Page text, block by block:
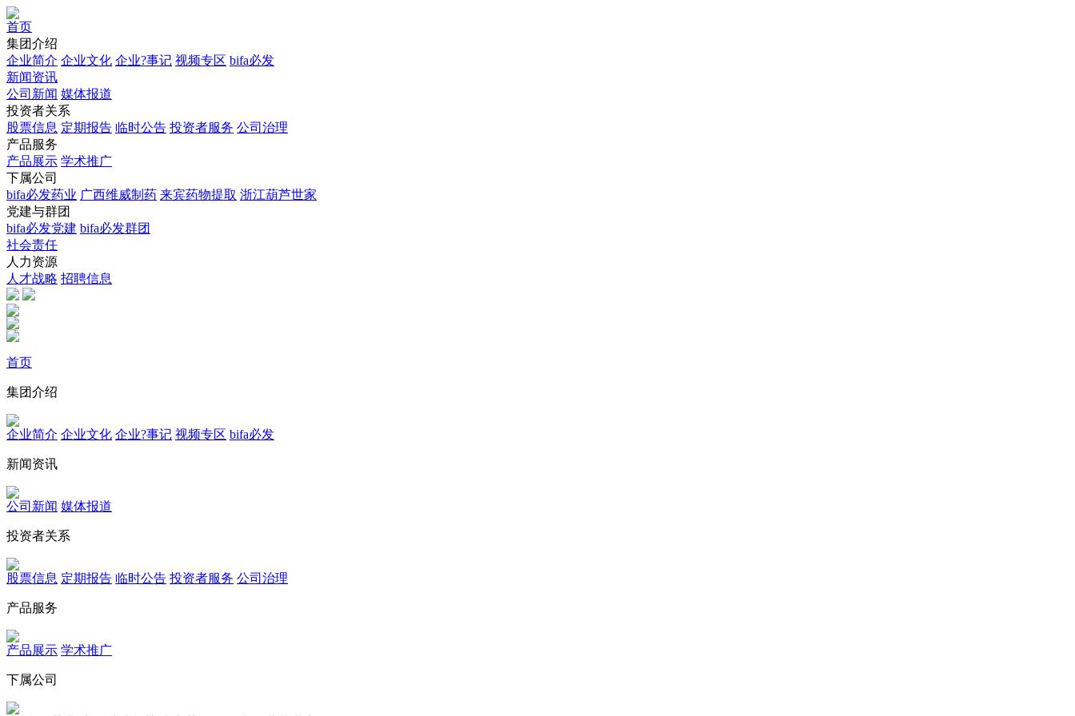
首页
集团介绍
企业简介 企业文化 企业?事记 视频专区 bifa必发
新闻资讯
公司新闻 媒体报道
投资者关系
股票信息 定期报告 临时公告 投资者服务 公司治理
产品服务
产品展示 学术推广
下属公司
bifa必发药业 广西维威制药 来宾药物提取 浙江葫芦世家
党建与群团
bifa必发党建 bifa必发群团
社会责任
人力资源
人才战略 招聘信息
首页
集团介绍
企业简介 企业文化 企业?事记 视频专区 bifa必发
新闻资讯
公司新闻 媒体报道
投资者关系
股票信息 定期报告 临时公告 投资者服务 公司治理
产品服务
产品展示 学术推广
下属公司